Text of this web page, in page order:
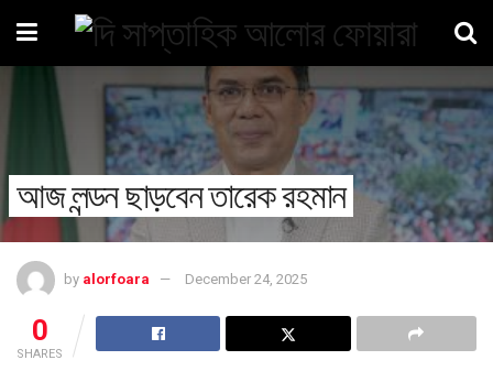
আজ লন্ডন ছাড়বেন তারেক রহমান
by alorfoara December 24, 2025
0
SHARES